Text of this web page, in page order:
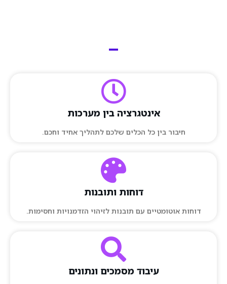
אינטגרציה בין מערכות
חיבור בין כל הכלים שלכם לתהליך אחיד וחכם.
דוחות ותובנות
דוחות אוטומטיים עם תובנות לזיהוי הזדמנויות וחסימות.
עיבוד מסמכים ונתונים